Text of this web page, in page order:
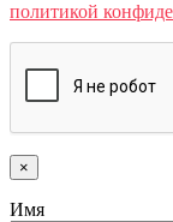
политикой
×
Имя